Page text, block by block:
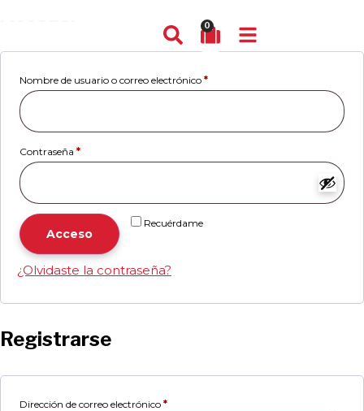
0
Nombre de usuario o correo electrónico *
Contraseña *
Recuérdame
Acceso
¿Olvidaste la contraseña?
Registrarse
Dirección de correo electrónico *